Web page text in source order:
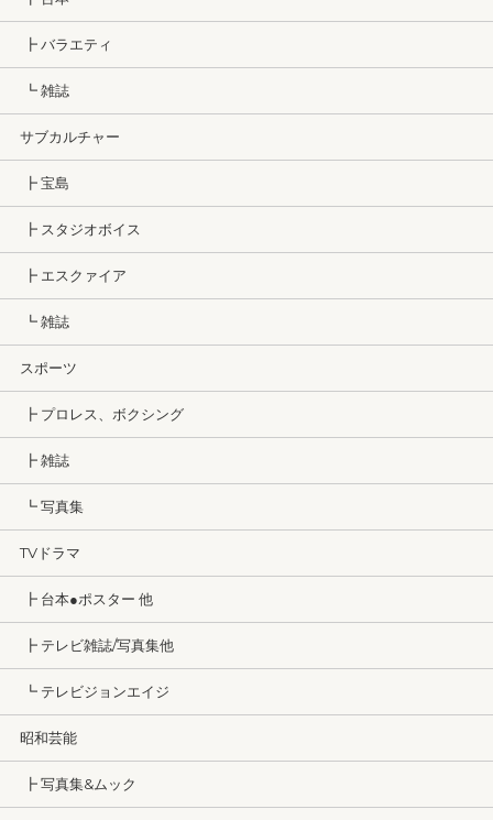
┣ バラエティ
┗ 雑誌
サブカルチャー
┣ 宝島
┣ スタジオボイス
┣ エスクァイア
┗ 雑誌
スポーツ
┣ プロレス、ボクシング
┣ 雑誌
┗ 写真集
TVドラマ
┣ 台本●ポスター 他
┣ テレビ雑誌/写真集他
┗ テレビジョンエイジ
昭和芸能
┣ 写真集&ムック